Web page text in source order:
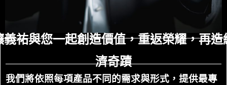
義祐與您一起創造價值，重返榮耀，再造
濟奇蹟
我們將依照每項產品不同的需求與形式，提供最專